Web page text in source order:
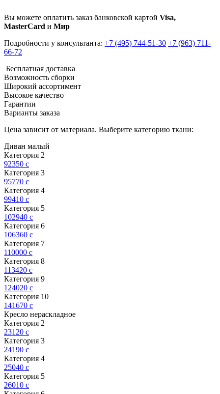
Вы можете оплатить заказ банковской картой Visa,
MasterCard и Мир
Подробности у консультанта: +7 (495) 744-51-30 +7 (963) 711-
66-72
Бесплатная доставка
Возможность сборки
Широкий ассортимент
Высокое качество
Гарантии
Варианты заказа
Цена зависит от материала. Выберите категорию ткани:
Диван малый
Категория 2
92350 c
Категория 3
95770 c
Категория 4
99410 c
Категория 5
102940 c
Категория 6
106360 c
Категория 7
110000 c
Категория 8
113420 c
Категория 9
124020 c
Категория 10
141670 c
Кресло нераскладное
Категория 2
23120 c
Категория 3
24190 c
Категория 4
25040 c
Категория 5
26010 c